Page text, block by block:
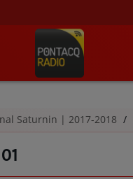
Saturnin | 2017-2018